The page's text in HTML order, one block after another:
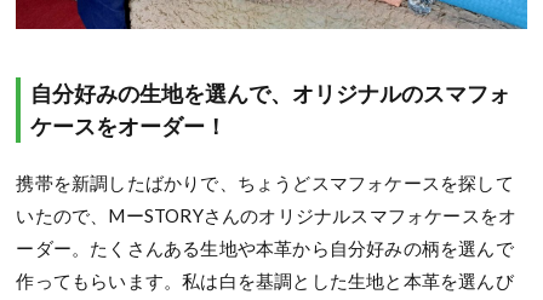
自分好みの生地を選んで、オリジナルのスマフォ
ケースをオーダー！
携帯を新調したばかりで、ちょうどスマフォケースを探して
いたので、MーSTORYさんのオリジナルスマフォケースをオ
ーダー。たくさんある生地や本革から自分好みの柄を選んで
作ってもらいます。私は白を基調とした生地と本革を選んび